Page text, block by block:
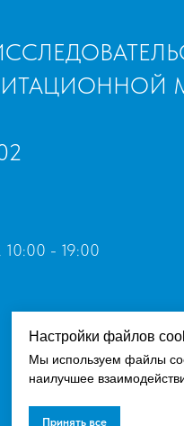
10:00 - 19:00
Настройки файлов
Мы используем файлы
наилучшее
Принять все